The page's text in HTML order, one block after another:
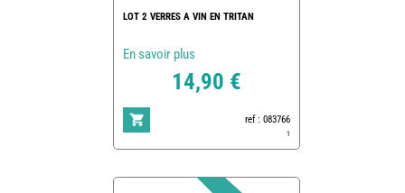
LOT 2 VERRES A VIN EN TRITAN
En savoir plus
14,90 €
ref : 083766
1